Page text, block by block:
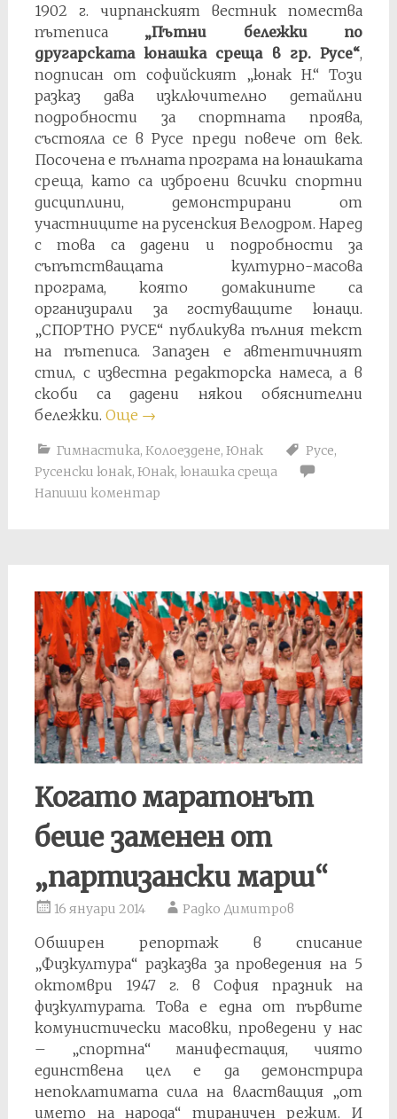
1902 г. чирпанският вестник помества
пътеписa „Пътни бележки по
другарската юнашка среща в гр. Русе“,
подписан от софийският „юнак Н.“ Този
разказ дава изключително детайлни
подробности за спортната проява,
състояла се в Русе преди повече от век.
Посочена е пълната програма на юнашката
среща, като са изброени всички спортни
дисциплини, демонстрирани от
участниците на русенския Велодром. Наред
с това са дадени и подробности за
съпътстващата културно-масова
програма, която домакините са
организирали за гостуващите юнаци.
„СПОРТНО РУСЕ“ публикува пълния текст
на пътеписа. Запазен е автентичният
стил, с известна редакторска намеса, а в
скоби са дадени някои обяснителни
бележки. Още →
Гимнастика, Колоездене, Юнак Русе,
Русенски юнак, Юнак, юнашка среща
Напиши коментар
Когато маратонът
беше заменен от
„партизански марш“
16 януари 2014 Радко Димитров
Обширен репортаж в списание
„Физкултура“ разказва за проведения на 5
октомври 1947 г. в София празник на
физкултурата. Това е една от първите
комунистически масовки, проведени у нас
– „спортна“ манифестация, чиято
единствена цел е да демонстрира
непоклатимата сила на властващия „от
името на народа“ тираничен режим. И